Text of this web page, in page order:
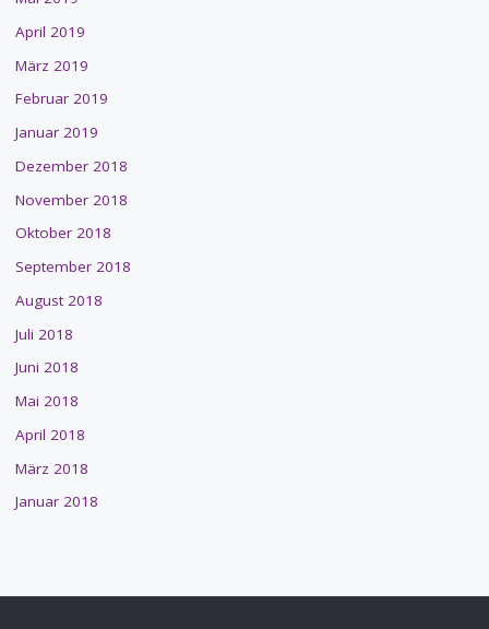
April 2019
März 2019
Februar 2019
Januar 2019
Dezember 2018
November 2018
Oktober 2018
September 2018
August 2018
Juli 2018
Juni 2018
Mai 2018
April 2018
März 2018
Januar 2018